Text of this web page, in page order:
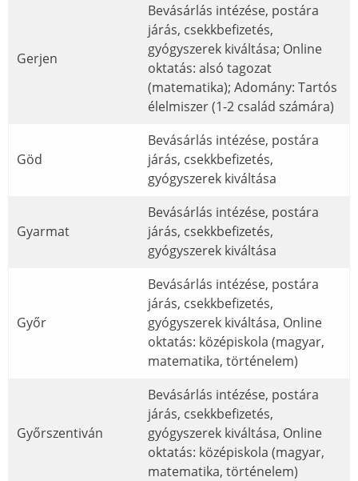
Gerjen
Bevásárlás intézése, postára
járás, csekkbefizetés,
gyógyszerek kiváltása; Online
oktatás: alsó tagozat
(matematika); Adomány: Tartós
élelmiszer (1-2 család számára)
Göd
Bevásárlás intézése, postára
járás, csekkbefizetés,
gyógyszerek kiváltása
Gyarmat
Bevásárlás intézése, postára
járás, csekkbefizetés,
gyógyszerek kiváltása
Győr
Bevásárlás intézése, postára
járás, csekkbefizetés,
gyógyszerek kiváltása, Online
oktatás: középiskola (magyar,
matematika, történelem)
Győrszentiván
Bevásárlás intézése, postára
járás, csekkbefizetés,
gyógyszerek kiváltása, Online
oktatás: középiskola (magyar,
matematika, történelem)